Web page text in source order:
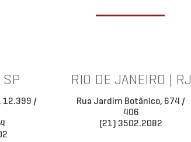
SP
12.399 /
RIO DE JANEIRO | RJ
Rua Jardim Botânico, 674 /
406
(21) 3502.2082